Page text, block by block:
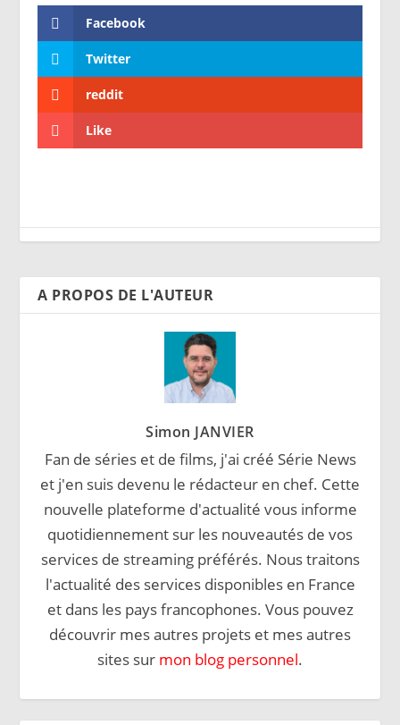
Facebook
Twitter
reddit
Like
A PROPOS DE L'AUTEUR
Simon JANVIER
Fan de séries et de films, j'ai créé Série News
et j'en suis devenu le rédacteur en chef. Cette
nouvelle plateforme d'actualité vous informe
quotidiennement sur les nouveautés de vos
services de streaming préférés. Nous traitons
l'actualité des services disponibles en France
et dans les pays francophones. Vous pouvez
découvrir mes autres projets et mes autres
sites sur mon blog personnel.